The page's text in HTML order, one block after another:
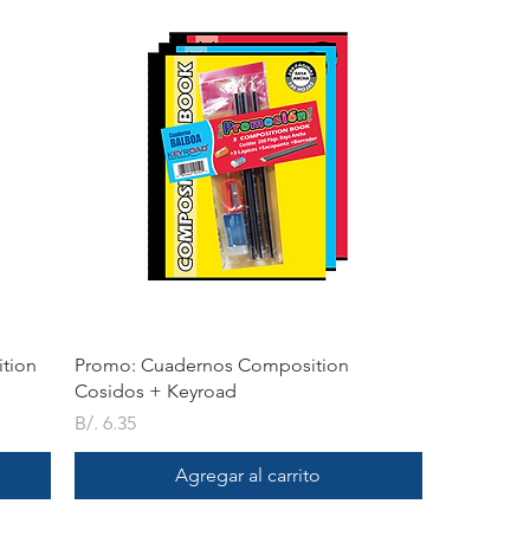
Vista rápida
Promo: Cuadernos Composition
Cosidos + Keyroad
Precio
B/. 6.35
Agregar al carrito